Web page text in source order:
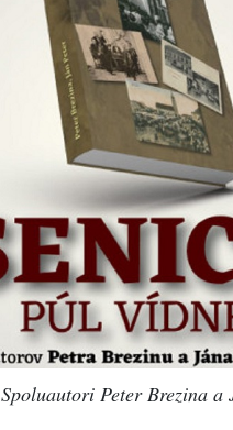
Peter Brezina a